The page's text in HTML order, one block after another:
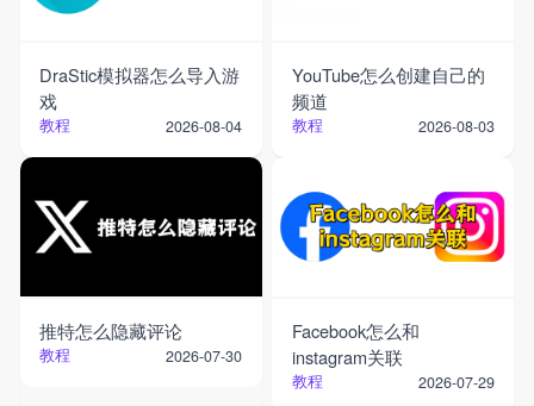
DraStic模拟器怎么导入游
戏
教程 2026-08-04
YouTube怎么创建自己的
频道
教程 2026-08-03
推特怎么隐藏评论
教程 2026-07-30
Facebook怎么和
instagram关联
教程 2026-07-29